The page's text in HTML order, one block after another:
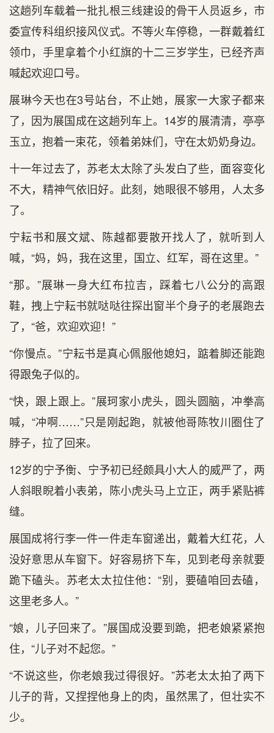
这趟列车载着一批扎根三线建设的骨干人员返乡，市
委宣传科组织接风仪式。不等火车停稳，一群戴着红
领巾，手里拿着个小红旗的十二三岁学生，已经齐声
喊起欢迎口号。
展琳今天也在3号站台，不止她，展家一大家子都来
了，因为展国成在这趟列车上。14岁的展清清，亭亭
玉立，抱着一束花，领着弟妹们，守在太奶奶身边。
十一年过去了，苏老太太除了头发白了些，面容变化
不大，精神气依旧好。此刻，她眼很不够用，人太多
了。
宁耘书和展文斌、陈越都要散开找人了，就听到人
喊，“妈，妈，我在这里，国立、红军，哥在这里。”
“那。”展琳一身大红布拉吉，踩着七八公分的高跟
鞋，拽上宁耘书就哒哒往探出窗半个身子的老展跑去
了，“爸，欢迎欢迎！”
“你慢点。”宁耘书是真心佩服他媳妇，踮着脚还能跑
得跟兔子似的。
“快，跟上跟上。”展珂家小虎头，圆头圆脑，冲拳高
喊，“冲啊……”只是刚起跑，就被他哥陈牧川圈住了
脖子，拉了回来。
12岁的宁予衡、宁予初已经颇具小大人的威严了，两
人斜眼睨着小表弟，陈小虎头马上立正，两手紧贴裤
缝。
展国成将行李一件一件走车窗递出，戴着大红花，人
没好意思从车窗下。好容易挤下车，见到老母亲就要
跪下磕头。苏老太太拉住他：“别，要磕咱回去磕，
这里老多人。”
“娘，儿子回来了。”展国成没要到跪，把老娘紧紧抱
住，“儿子对不起您。”
“不说这些，你老娘我过得很好。”苏老太太拍了两下
儿子的背，又捏捏他身上的肉，虽然黑了，但壮实不
少。